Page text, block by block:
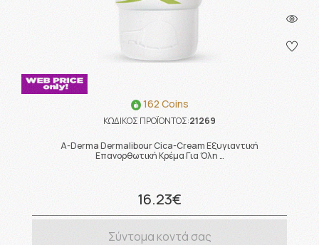
162 Coins
ΚΩΔΙΚΟΣ ΠΡΟΪΟΝΤΟΣ:21269
A-Derma Dermalibour Cica-Cream Εξυγιαντική
Επανορθωτική Κρέμα Για Όλη …
16.23€
Σύντομα κοντά σας